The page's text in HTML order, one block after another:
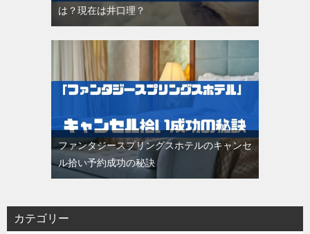
は？現在は井口理？
ファンタジースプリングスホテルのキャンセ
ル拾い予約成功の秘訣
カテゴリー